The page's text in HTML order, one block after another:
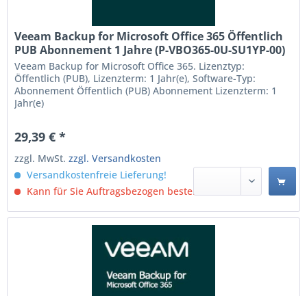
Veeam Backup for Microsoft Office 365 Öffentlich
PUB Abonnement 1 Jahre (P-VBO365-0U-SU1YP-00)
Veeam Backup for Microsoft Office 365. Lizenztyp:
Öffentlich (PUB), Lizenzterm: 1 Jahr(e), Software-Typ:
Abonnement Öffentlich (PUB) Abonnement Lizenzterm: 1
Jahr(e)
29,39 € *
zzgl. MwSt.zzgl. Versandkosten
Versandkostenfreie Lieferung!
Kann für Sie Auftragsbezogen bestellt werden.